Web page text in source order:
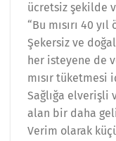
ücretsiz şekilde
“Bu mısırı 40
Şekersiz ve doğal
her isteyene de
mısır tüketmesi
Sağlığa elverişli
alan bir daha
Verim olarak